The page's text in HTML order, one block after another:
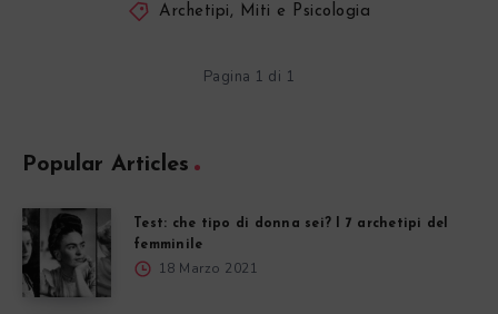
Archetipi, Miti e Psicologia
Pagina 1 di 1
Popular Articles
Test: che tipo di donna sei? I 7 archetipi del
femminile
18 Marzo 2021